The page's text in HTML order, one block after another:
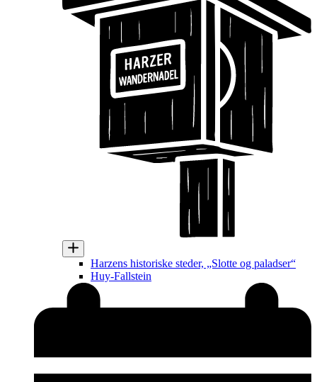
Harzens historiske steder, „Slotte og paladser“
Huy-Fallstein